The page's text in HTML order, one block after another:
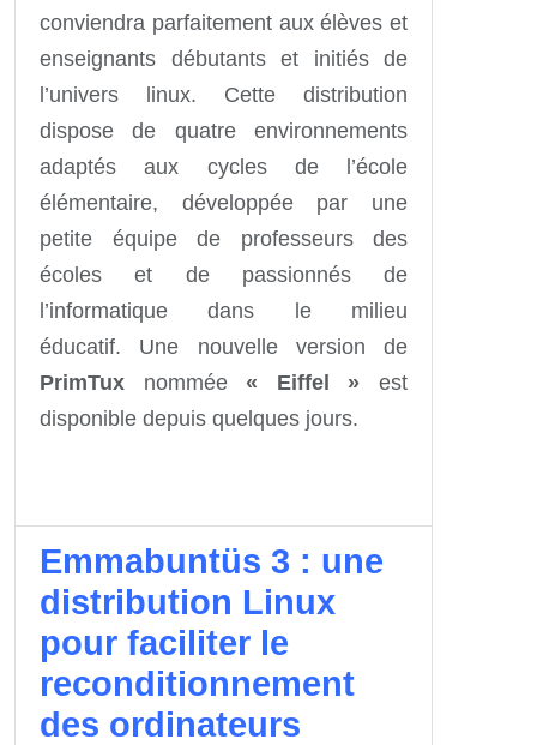
conviendra parfaitement aux élèves et
enseignants débutants et initiés de
l’univers linux. Cette distribution
dispose de quatre environnements
adaptés aux cycles de l’école
élémentaire, développée par une
petite équipe de professeurs des
écoles et de passionnés de
l’informatique dans le milieu
éducatif. Une nouvelle version de
PrimTux nommée« Eiffel » est
disponible depuis quelques jours.
Emmabuntüs 3 : une
distribution Linux
pour faciliter le
reconditionnement
des ordinateurs